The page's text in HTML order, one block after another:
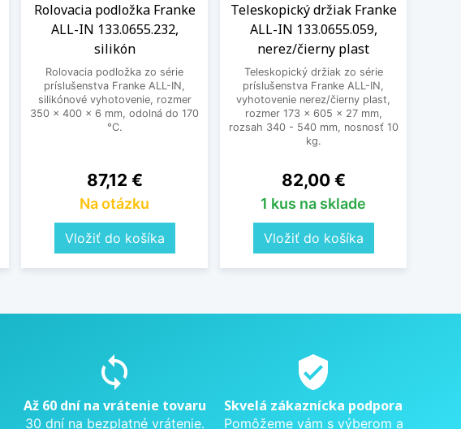
Rolovacia podložka Franke
ALL-IN 133.0655.232,
silikón
Rolovacia podložka zo série
príslušenstva Franke ALL-IN,
silikónové vyhotovenie, rozmer
350 × 400 × 6 mm, odolná do 170
°C.
Cena
87,12 €
Na otázku
Vložiť do košíka
Teleskopický držiak Franke
ALL-IN 133.0655.059,
nerez/čierny plast
Teleskopický držiak zo série
príslušenstva Franke ALL-IN,
vyhotovenie nerez/čierny plast,
rozmer 173 × 605 × 27 mm,
rozsah 340 - 540 mm, nosnosť 10
kg.
Cena
82,00 €
1 kus na sklade
Vložiť do košíka
sync
Až 60 dní na vrátenie tovaru
30 dní na bezplatné vrátenie.
verified_user
Skvelá zákaznícka podpora
Pomôžeme vám s výberom a